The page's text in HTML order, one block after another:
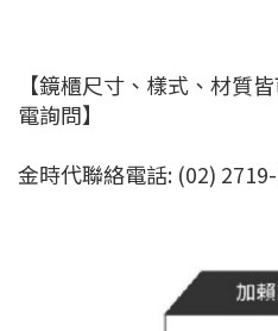
【鏡櫃尺寸、樣式、材質
電詢問】
金時代聯絡電話: (02)